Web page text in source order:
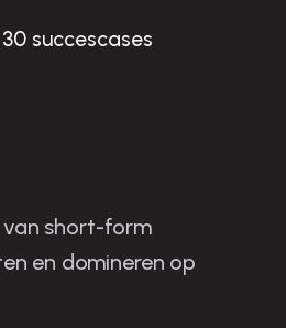
succescases
van short-form
en domineren op